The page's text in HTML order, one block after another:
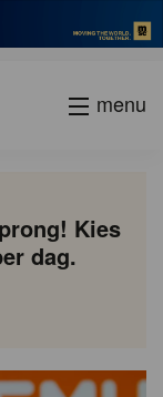
menu
Kies
dag.